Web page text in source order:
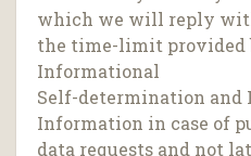
which we will reply
the time-limit provided
Informational
Self-determination and
Information in case of
data requests and not